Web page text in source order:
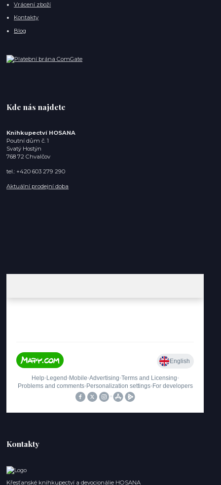
Vrácení zboží
Kontakty
Blog
Kde nás najdete
Knihkupectví HOSANA
Poutní dům č. 1
Svatý Hostýn
768 72 Chvalčov
tel.: +420 603 279 290
Aktuální prodejní doba
Kontakty
Křesťanské knihkupectví a devocionálie HOSANA